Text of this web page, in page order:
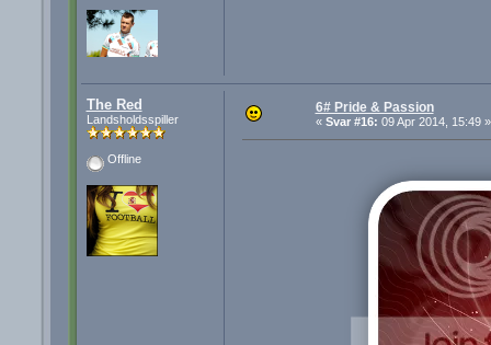
The Red
Landsholdsspiller
Offline
6# Pride & Passion
« Svar #16: 09 Apr 2014, 15:49 »